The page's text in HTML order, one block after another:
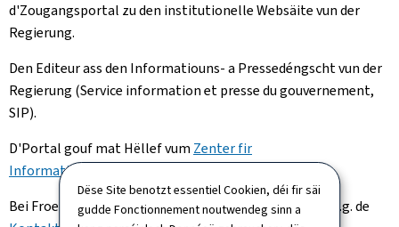
Dëse Site benotzt essentiel Cookien, déi fir säi
gudde Fonctionnement noutwendeg sinn a
d'Zougangsportal zu den institutionelle Websäite vun der
Regierung.
Den Editeur ass den Informatiouns- a Pressedéngscht vun der
Regierung (Service information et presse du gouvernement,
SIP).
D'Portal gouf mat Hëllef vum Zenter fir
Informatiounstechnologien
Bei Froen iwwert dëst Portal a säin Inhalt benotzt w.e.g. de